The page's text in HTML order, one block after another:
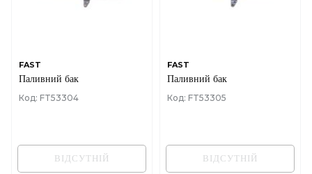
FAST
Паливний бак
Код: FT53304
ВІДСУТНІЙ
FAST
Паливний бак
Код: FT53305
ВІДСУТНІЙ